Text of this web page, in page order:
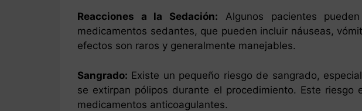
Reacciones a la Sedación: Algunos pacientes
medicamentos sedantes, que pueden incluir náuseas,
efectos son raros y generalmente manejables.
Sangrado: Existe un pequeño riesgo de sangrado,
se extirpan pólipos durante el procedimiento. Este riesgo
medicamentos anticoagulantes.